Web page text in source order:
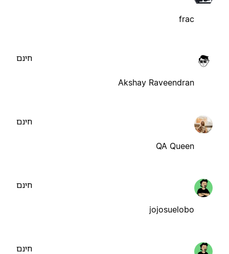
frac
Akshay Raveendran
חינם
QA Queen
חינם
jojosuelobo
חינם
חינם